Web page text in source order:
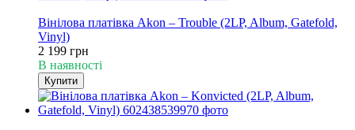
Вінілова платівка Akon – Trouble (2LP, Album, Gatefold,
Vinyl)
2 199 грн
В наявності
Купити